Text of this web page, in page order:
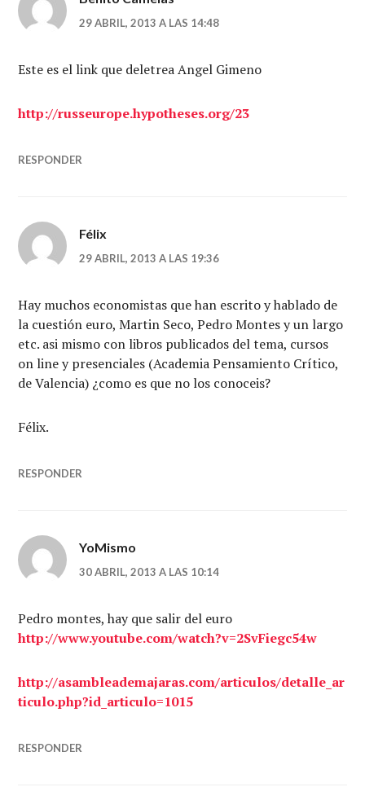
29 ABRIL, 2013 A LAS 14:48
Este es el link que deletrea Angel Gimeno
http://russeurope.hypotheses.org/23
RESPONDER
Félix
29 ABRIL, 2013 A LAS 19:36
Hay muchos economistas que han escrito y hablado de
la cuestión euro, Martin Seco, Pedro Montes y un largo
etc. asi mismo con libros publicados del tema, cursos
on line y presenciales (Academia Pensamiento Crítico,
de Valencia) ¿como es que no los conoceis?
Félix.
RESPONDER
YoMismo
30 ABRIL, 2013 A LAS 10:14
Pedro montes, hay que salir del euro
http://www.youtube.com/watch?v=2SvFiegc54w
http://asambleademajaras.com/articulos/detalle_ar
ticulo.php?id_articulo=1015
RESPONDER